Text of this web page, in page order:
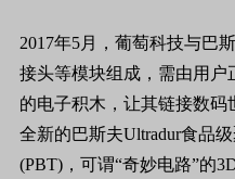
2017年5月，葡萄科技与巴
接头等模块组成，需由用户
的电子积木，让其链接数码
全新的巴斯夫Ultradur食品
(PBT)，可谓“奇妙电路”的